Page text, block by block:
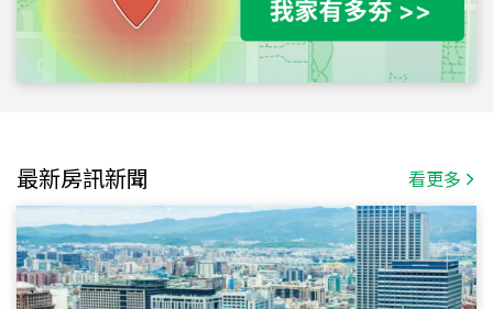
最新房訊新聞 看更多